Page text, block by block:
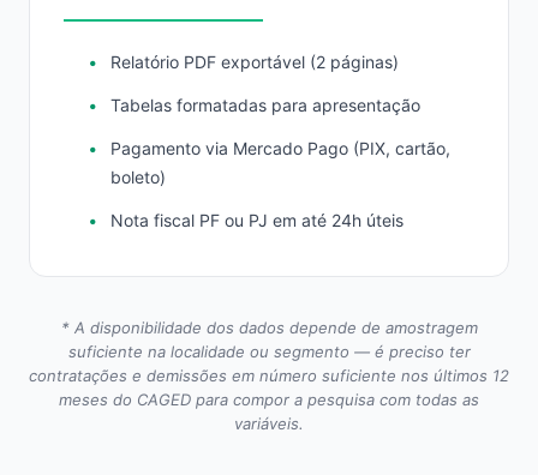
Relatório PDF exportável (2 páginas)
Tabelas formatadas para apresentação
Pagamento via Mercado Pago (PIX, cartão,
boleto)
Nota fiscal PF ou PJ em até 24h úteis
* A disponibilidade dos dados depende de amostragem
suficiente na localidade ou segmento — é preciso ter
contratações e demissões em número suficiente nos últimos 12
meses do CAGED para compor a pesquisa com todas as
variáveis.